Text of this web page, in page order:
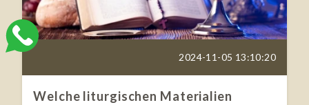
2024-11-05 13:10:20
Welche liturgischen Materialien